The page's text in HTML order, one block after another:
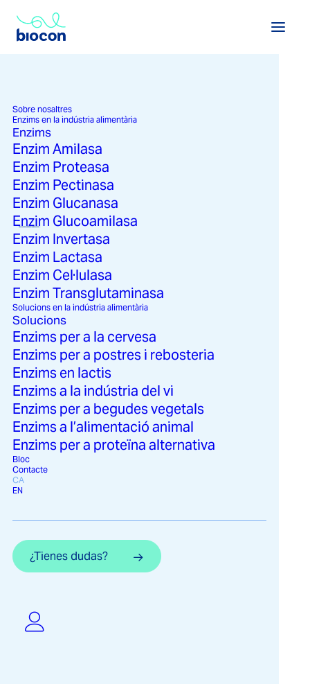
Sobre nosaltres
Enzims en la indústria alimentària
Enzims
Veure enzims a la indústria alimentària →
Enzim Amilasa
Enzim Proteasa
Enzim Pectinasa
Enzim Glucanasa
Enzim Glucoamilasa
Enzim Invertasa
Enzim Lactasa
Enzim Cel·lulasa
Enzim Transglutaminasa
Solucions en la indústria alimentària
Solucions
Veure solucions a la indústria alimentària →
Enzims per a la cervesa
Enzims per a postres i rebosteria
Enzims en lactis
Enzims a la indústria del vi
Enzims per a begudes vegetals
Enzims a l’alimentació animal
Enzims per a proteïna alternativa
Bloc
Contacte
CA
EN
¿Tienes dudas?